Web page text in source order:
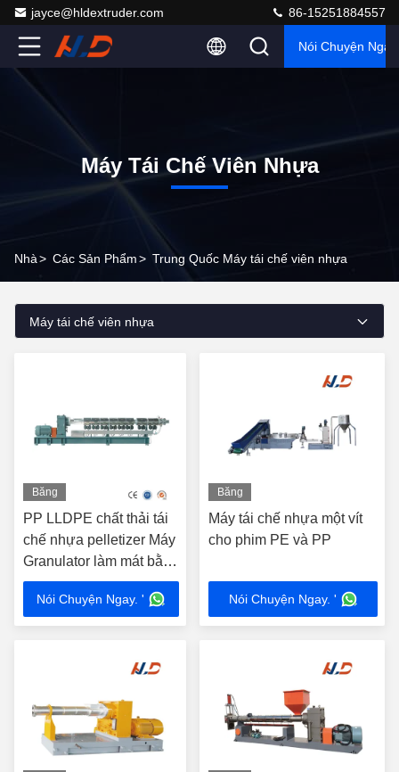
jayce@hldextruder.com 86-15251884557
Nói Chuyện Ngay.
Máy Tái Chế Viên Nhựa
Nhà> Các Sản Phẩm> Trung Quốc Máy tái chế viên nhựa
Máy tái chế viên nhựa
Băng
hình
PP LLDPE chất thải tái
chế nhựa pelletizer Máy
Granulator làm mát bằng
không khí ISO9001 CE
Nói Chuyện Ngay. '
Băng
hình
Máy tái chế nhựa một vít
cho phim PE và PP
Nói Chuyện Ngay. '